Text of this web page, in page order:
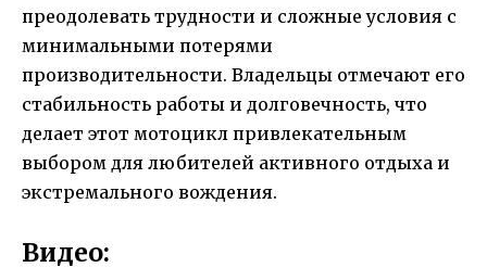
преодолевать трудности и сложные условия с
минимальными потерями
производительности. Владельцы отмечают его
стабильность работы и долговечность, что
делает этот мотоцикл привлекательным
выбором для любителей активного отдыха и
экстремального вождения.
Видео: